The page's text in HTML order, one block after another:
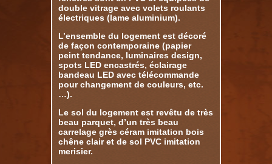
double vitrage avec volets roulants
électriques (lame aluminium).
L’ensemble du logement est décoré
de façon contemporaine (papier
peint tendance, luminaires design,
spots LED encastrés, éclairage
bandeau LED avec télécommande
pour changement de couleurs, etc.
…).
Le sol du logement est revêtu de très
beau parquet, d’un très beau
carrelage grès céram imitation bois
chêne clair et de sol PVC imitation
merisier.